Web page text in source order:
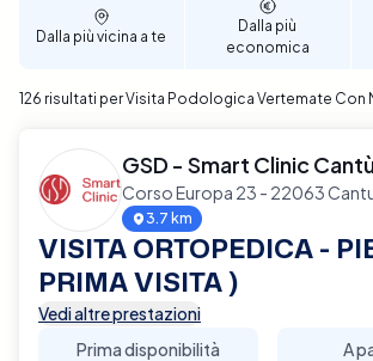
Dalla più vicina a te
Dalla più
economica
126 risultati per Visita Podologica Vertemate Con
GSD - Smart Clinic
Corso Europa 23 - 22063
3.7 km
VISITA ORTOPEDICA -
PRIMA VISITA )
Vedi altre prestazioni
Prima disponibilità
A